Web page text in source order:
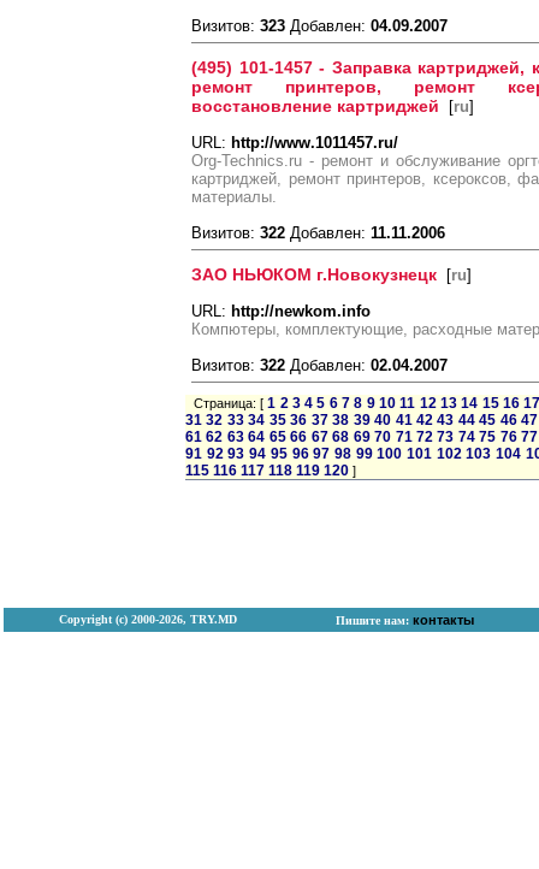
Визитов: 323 Добавлен: 04.09.2007
(495) 101-1457 - Заправка картриджей,
ремонт принтеров, ремонт
восстановление картриджей [ru]
URL: http://www.1011457.ru/
Org-Technics.ru - ремонт и обслуживание
картриджей, ремонт принтеров, ксероксов,
материалы.
Визитов: 322 Добавлен: 11.11.2006
ЗАО НЬЮКОМ г.Новокузнецк [ru]
URL: http://newkom.info
Компютеры, комплектующие, расходные
Визитов: 322 Добавлен: 02.04.2007
Страница: [1 2 3 4 5 6 7 8 9 10 11 12 13 14 15 16
31 32 33 34 35 36 37 38 39 40 41 42 43 44 45 46 47
61 62 63 64 65 66 67 68 69 70 71 72 73 74 75 76 77
91 92 93 94 95 96 97 98 99 100 101 102 103 104
115 116 117 118 119 120 ]
Copyright (с) 2000-2026, TRY.MD Пишите нам: контакты